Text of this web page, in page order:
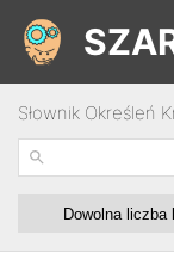
Słownik Określeń